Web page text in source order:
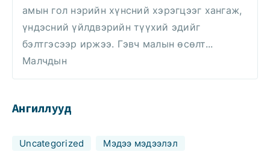
амын гол нэрийн хүнсний хэрэгцээг хангаж,
үндэсний үйлдвэрийн түүхий эдийг
бэлтгэсээр иржээ. Гэвч малын өсөлт...
Малчдын
Ангиллууд
Uncategorized Мэдээ мэдээлэл